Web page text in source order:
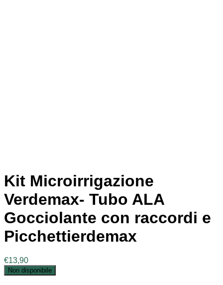
Kit Microirrigazione
Verdemax- Tubo ALA
Gocciolante con raccordi e
Picchettierdemax
€13,90
Non disponibile